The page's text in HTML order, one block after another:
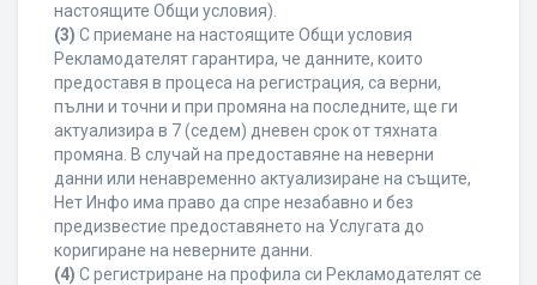
настоящите Общи условия).
(3) С приемане на настоящите Общи условия
Рекламодателят гарантира, че данните, които
предоставя в процеса на регистрация, са верни,
пълни и точни и при промяна на последните, ще ги
актуализира в 7 (седем) дневен срок от тяхната
промяна. В случай на предоставяне на неверни
данни или ненавременно актуализиране на същите,
Нет Инфо има право да спре незабавно и без
предизвестие предоставянето на Услугата до
коригиране на неверните данни.
(4) С регистриране на профила си Рекламодателят се